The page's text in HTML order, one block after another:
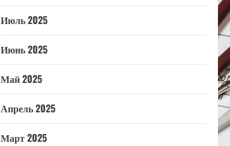
Июль 2025
Июнь 2025
Май 2025
Апрель 2025
Март 2025